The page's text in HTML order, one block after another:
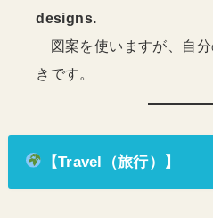
designs.
図案を使いますが、自
きです。
【Travel（旅行）】